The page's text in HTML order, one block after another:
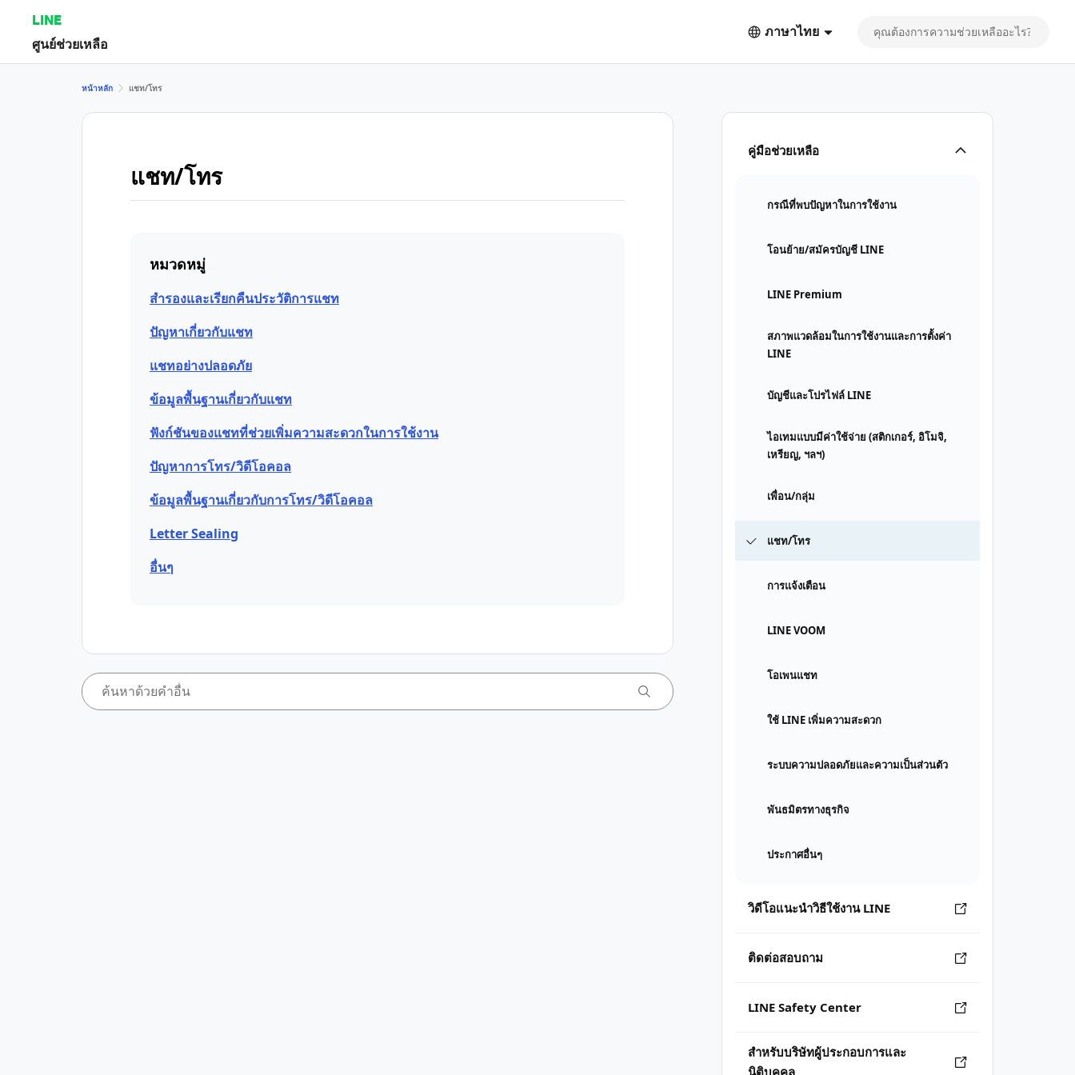
LINE
ศูนย์ช่วยเหลือ
ภาษาไทย
คู่มือช่วยเหลือ
กรณีที่พบปัญหาในการใช้งาน
โอนย้าย/สมัครบัญชี LINE
LINE Premium
สภาพแวดล้อมในการใช้งานและการตั้งค่า
LINE
บัญชีและโปรไฟล์ LINE
ไอเทมแบบมีค่าใช้จ่าย (สติกเกอร์, อิโมจิ,
เหรียญ, ฯลฯ)
เพื่อน/กลุ่ม
แชท/โทร
การแจ้งเตือน
LINE VOOM
โอเพนแชท
ใช้ LINE เพิ่มความสะดวก
ระบบความปลอดภัยและความเป็นส่วนตัว
พันธมิตรทางธุรกิจ
ประกาศอื่นๆ
วิดีโอแนะนำวิธีใช้งาน LINE
ติดต่อสอบถาม
LINE Safety Center
สำหรับบริษัทผู้ประกอบการและ
นิติบุคคล
หน้าหลัก แชท/โทร
แชท/โทร
หมวดหมู่
สำรองและเรียกคืนประวัติการแชท
ปัญหาเกี่ยวกับแชท
แชทอย่างปลอดภัย
ข้อมูลพื้นฐานเกี่ยวกับแชท
ฟังก์ชันของแชทที่ช่วยเพิ่มความสะดวกในการใช้งาน
ปัญหาการโทร/วิดีโอคอล
ข้อมูลพื้นฐานเกี่ยวกับการโทร/วิดีโอคอล
Letter Sealing
อื่นๆ